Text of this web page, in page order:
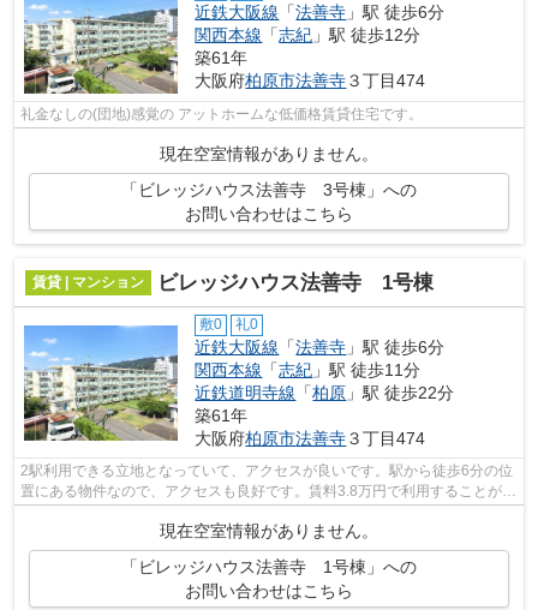
近鉄大阪線 「法善寺 」駅 徒歩6分
関西本線 「志紀 」駅 徒歩12分
築61年
大阪府柏原市法善寺３丁目474
礼金なしの(団地)感覚の アットホームな低価格賃貸住宅です。
現在空室情報がありません。
「ビレッジハウス法善寺 3号棟」への
お問い合わせはこちら
賃貸 | マンション ビレッジハウス法善寺 1号棟
敷0 礼0
近鉄大阪線 「法善寺 」駅 徒歩6分
関西本線 「志紀 」駅 徒歩11分
近鉄道明寺線 「柏原 」駅 徒歩22分
築61年
大阪府柏原市法善寺３丁目474
2駅利用できる立地となっていて、アクセスが良いです。駅から徒歩6分の位
置にある物件なので、アクセスも良好です。賃料3.8万円で利用することがで
現在空室情報がありません。
「ビレッジハウス法善寺 1号棟」への
お問い合わせはこちら